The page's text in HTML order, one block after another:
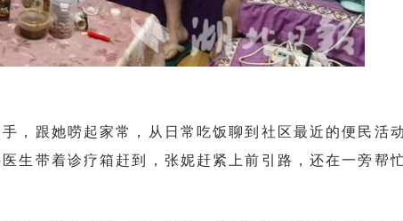
，跟她唠起家常，从日常吃饭聊到社区最近的便民活
生带着诊疗箱赶到，张妮赶紧上前引路，还在一旁帮